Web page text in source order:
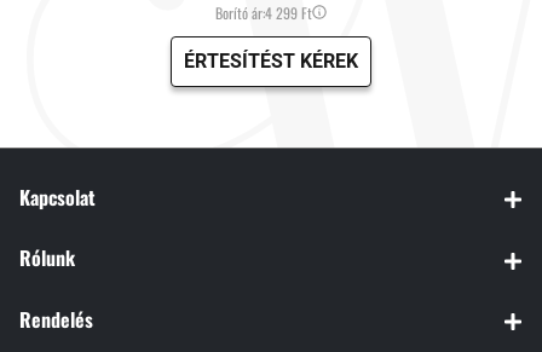
Borító ár:4 299 Ft
ÉRTESÍTÉST KÉREK
Kapcsolat
Rólunk
Rendelés